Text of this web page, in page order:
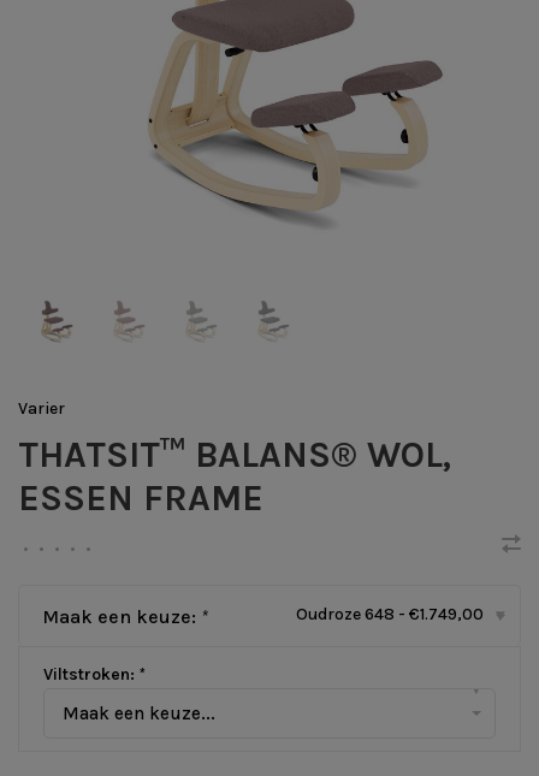
Varier
THATSIT™ BALANS® WOL,
ESSEN FRAME
• • • • •
Maak een keuze: * Oudroze 648 - €1.749,00 ▾
Viltstroken: *
Maak een keuze...
▾